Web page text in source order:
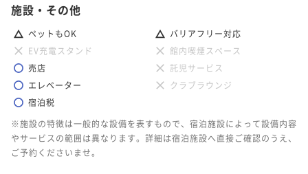
施設・その他
ペットもOK
バリアフリー対応
EV充電スタンド
館内喫煙スペース
売店
託児サービス
エレベーター
クラブラウンジ
宿泊税
※施設の特徴は一般的な設備を表すもので、宿泊施設によって設備内容
やサービスの範囲は異なります。詳細は宿泊施設へ直接ご確認のうえ、
ご予約くださいませ。